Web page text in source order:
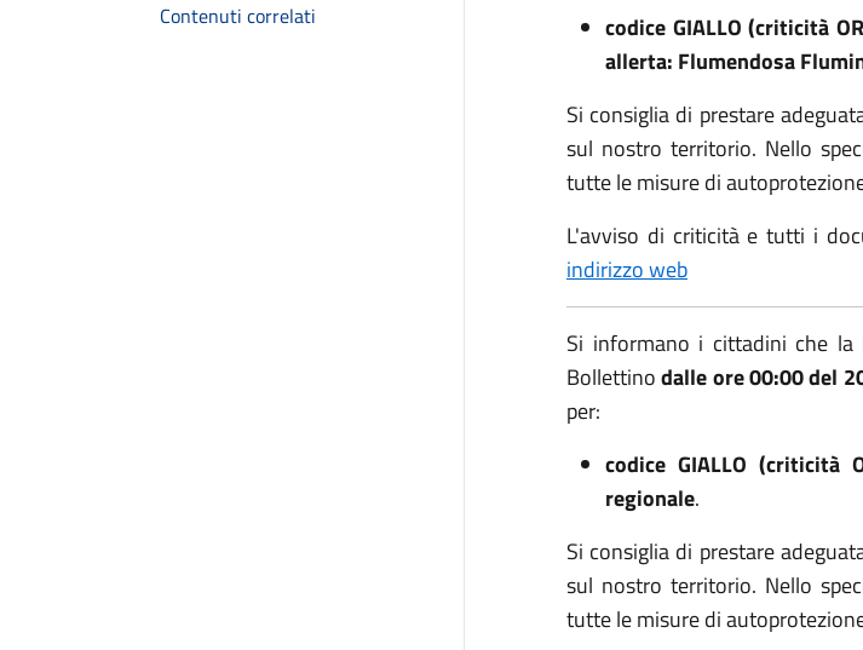
Contenuti correlati
codice GIALLO (criticità
allerta: Flumendosa
Si consiglia di prestare
sul nostro territorio. Nello
tutte le misure di
L'avviso di criticità e tutti i
indirizzo web
Si informano i cittadini che la
Bollettinodalle ore 00:00 del
per:
codice GIALLO (criticità
regionale.
Si consiglia di prestare
sul nostro territorio. Nello
tutte le misure di